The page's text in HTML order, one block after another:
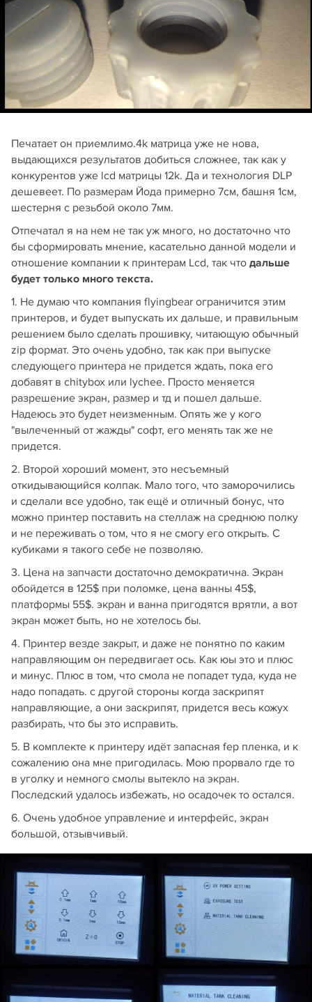
Печатает он приемлимо.4k матрица уже не нова,
выдающихся результатов добиться сложнее, так как у
конкурентов уже lcd матрицы 12k. Да и технология DLP
дешевеет. По размерам Йода примерно 7см, башня 1см,
шестерня с резьбой около 7мм.
Отпечатал я на нем не так уж много, но достаточно что
бы сформировать мнение, касательно данной модели и
отношение компании к принтерам Lcd, так что дальше
будет только много текста.
1. Не думаю что компания flyingbear ограничится этим
принтеров, и будет выпускать их дальше, и правильным
решением было сделать прошивку, читающую обычный
zip формат. Это очень удобно, так как при выпуске
следующего принтера не придется ждать, пока его
добавят в chitybox или lychee. Просто меняется
разрешение экран, размер и тд и пошел дальше.
Надеюсь это будет неизменным. Опять же у кого
"вылеченный от жажды" софт, его менять так же не
придется.
2. Второй хороший момент, это несъемный
откидывающийся колпак. Мало того, что заморочились
и сделали все удобно, так ещё и отличный бонус, что
можно принтер поставить на стеллаж на среднюю полку
и не переживать о том, что я не смогу его открыть. С
кубиками я такого себе не позволяю.
3. Цена на запчасти достаточно демократична. Экран
обойдется в 125$ при поломке, цена ванны 45$,
платформы 55$. экран и ванна пригодятся врятли, а вот
экран может быть, но не хотелось бы.
4. Принтер везде закрыт, и даже не понятно по каким
направляющим он передвигает ось. Как юы это и плюс
и минус. Плюс в том, что смола не попадет туда, куда не
надо попадать. с другой стороны когда заскрипят
направляющие, а они заскрипят, придется весь кожух
разбирать, что бы это исправить.
5. В комплекте к принтеру идёт запасная fep пленка, и к
сожалению она мне пригодилась. Мою прорвало где то
в уголку и немного смолы вытекло на экран.
Последский удалось избежать, но осадочек то остался.
6. Очень удобное управление и интерфейс, экран
большой, отзывчивый.